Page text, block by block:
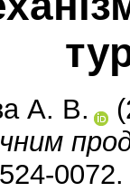
А. В.
0072.